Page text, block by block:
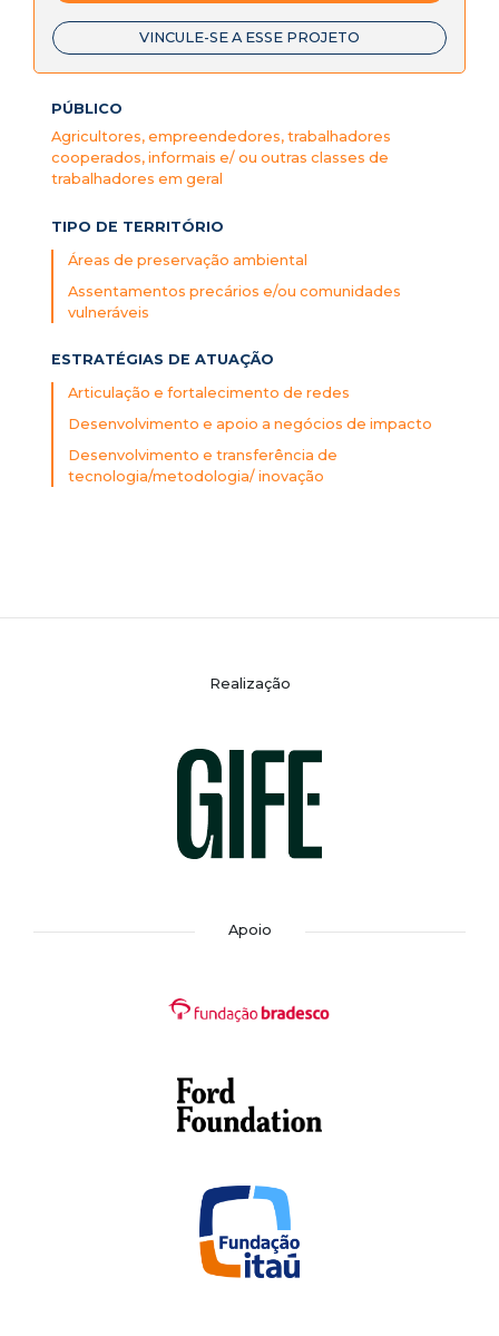
VINCULE-SE A ESSE PROJETO
PÚBLICO
Agricultores, empreendedores, trabalhadores
cooperados, informais e/ ou outras classes de
trabalhadores em geral
TIPO DE TERRITÓRIO
Áreas de preservação ambiental
Assentamentos precários e/ou comunidades
vulneráveis
ESTRATÉGIAS DE ATUAÇÃO
Articulação e fortalecimento de redes
Desenvolvimento e apoio a negócios de impacto
Desenvolvimento e transferência de
tecnologia/metodologia/ inovação
Realização
Apoio